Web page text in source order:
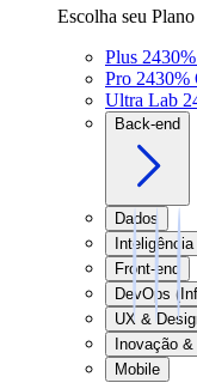
Escolha seu Plano
Plus 2430
Pro 2430%
Ultra Lab
Back-end
Dados
Front-end
DevOps
UX &
Inovação
Mobile